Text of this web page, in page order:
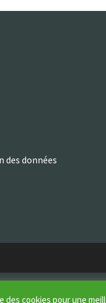
données
des cookies pour une